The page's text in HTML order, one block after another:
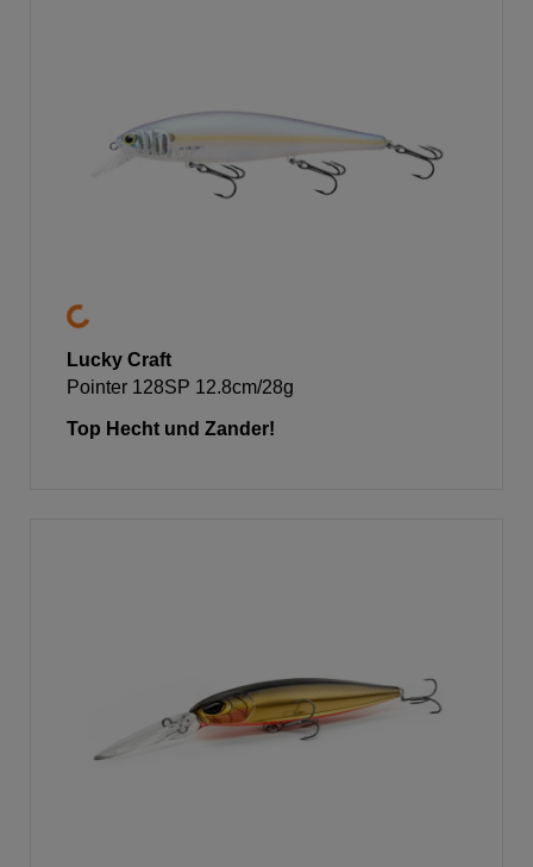
Lucky Craft
Pointer 128SP 12.8cm/28g
Top Hecht und Zander!